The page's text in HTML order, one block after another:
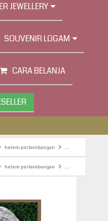
JEWELLERY
SOUVENIR LOGAM
CARA BELANJA
helem pertambangan helem polisi
helem pertambangan helem polisi